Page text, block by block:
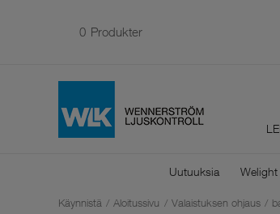
0 Produkter
Uutuuksia Welight
Käynnistä / Aloitussivu / Valaistuksen ohjaus /